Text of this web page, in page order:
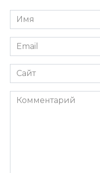
Имя
*
Email
*
Сайт
Комментарий